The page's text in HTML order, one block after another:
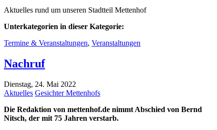
Aktuelles rund um unseren Stadtteil Mettenhof
Unterkategorien in dieser Kategorie:
Termine & Veranstaltungen, Veranstaltungen
Nachruf
Dienstag, 24. Mai 2022
Aktuelles Gesichter Mettenhofs
Die Redaktion von mettenhof.de nimmt Abschied von Bernd
Nitsch, der mit 75 Jahren verstarb.